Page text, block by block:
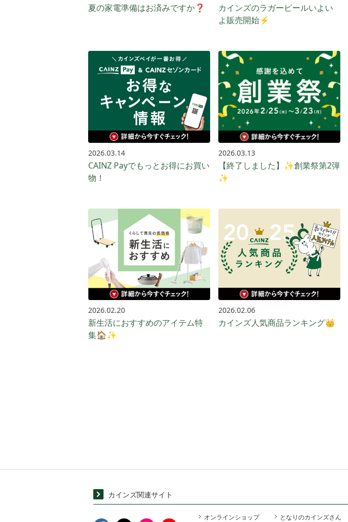
夏の家電準備はお済みですか❓
カインズのラガービールいよい
よ販売開始⚡️
2026.03.14
CAINZ Payでもっとお得に​お買い​
物！​
2026.03.13
【終了しました】✨創業祭第2弾
✨
2026.02.20
新生活におすすめのアイテム特
集🏠✨
2026.02.06
カインズ人気商品ランキング👑
カインズ関連サイト
オンラインショップ となりのカインズさん